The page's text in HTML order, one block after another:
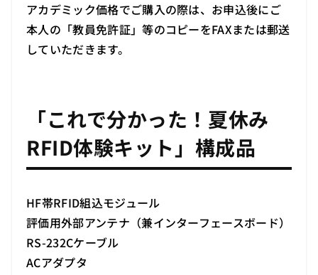
アカデミック価格でご購入の際は、お申込後にご
本人の「教員免許証」等のコピーをFAXまたは郵送
していただきます。
「これで分かった！夏休み
RFID体験キット」構成品
HF帯RFID組込モジュール
評価用外部アンテナ（兼インターフェースボード）
RS-232Cケーブル
ACアダプタ